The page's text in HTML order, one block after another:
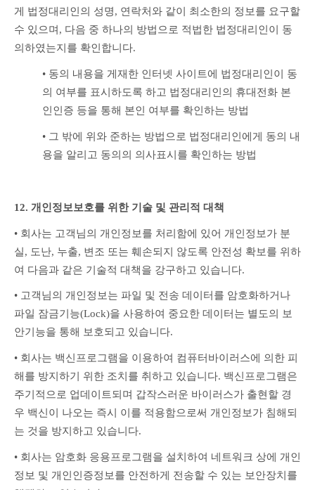
게 법정대리인의 성명, 연락처와 같이 최소한의 정보를 요구할
수 있으며, 다음 중 하나의 방법으로 적법한 법정대리인이 동
의하였는지를 확인합니다.
• 동의 내용을 게재한 인터넷 사이트에 법정대리인이 동
의 여부를 표시하도록 하고 법정대리인의 휴대전화 본
인인증 등을 통해 본인 여부를 확인하는 방법
• 그 밖에 위와 준하는 방법으로 법정대리인에게 동의 내
용을 알리고 동의의 의사표시를 확인하는 방법
12. 개인정보보호를 위한 기술 및 관리적 대책
• 회사는 고객님의 개인정보를 처리함에 있어 개인정보가 분
실, 도난, 누출, 변조 또는 훼손되지 않도록 안전성 확보를 위하
여 다음과 같은 기술적 대책을 강구하고 있습니다.
• 고객님의 개인정보는 파일 및 전송 데이터를 암호화하거나
파일 잠금기능(Lock)을 사용하여 중요한 데이터는 별도의 보
안기능을 통해 보호되고 있습니다.
• 회사는 백신프로그램을 이용하여 컴퓨터바이러스에 의한 피
해를 방지하기 위한 조치를 취하고 있습니다. 백신프로그램은
주기적으로 업데이트되며 갑작스러운 바이러스가 출현할 경
우 백신이 나오는 즉시 이를 적용함으로써 개인정보가 침해되
는 것을 방지하고 있습니다.
• 회사는 암호화 응용프로그램을 설치하여 네트워크 상에 개인
정보 및 개인인증정보를 안전하게 전송할 수 있는 보안장치를